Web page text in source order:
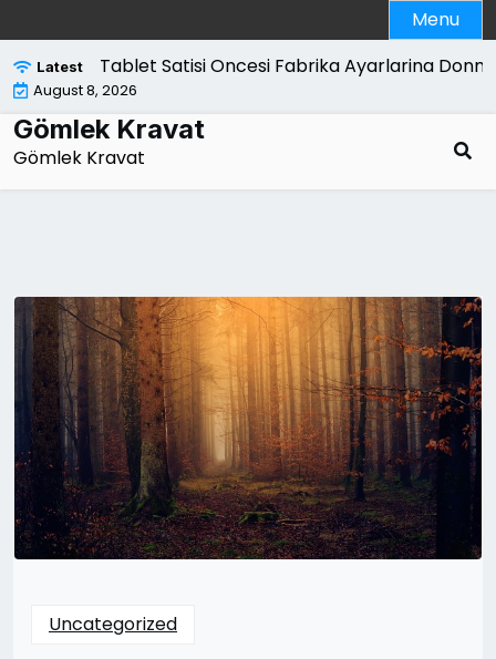
to
content
Menu
Latest
Tablet Satisi Oncesi Fabrika Ayarlarina Donme
August 8, 2026
Gömlek Kravat
Gömlek Kravat
Uncategorized